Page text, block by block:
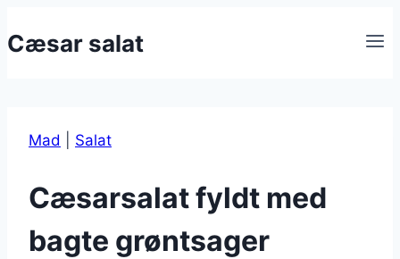
til
Cæsar salat
Mad Salat
Cæsarsalat fyldt med
bagte grøntsager